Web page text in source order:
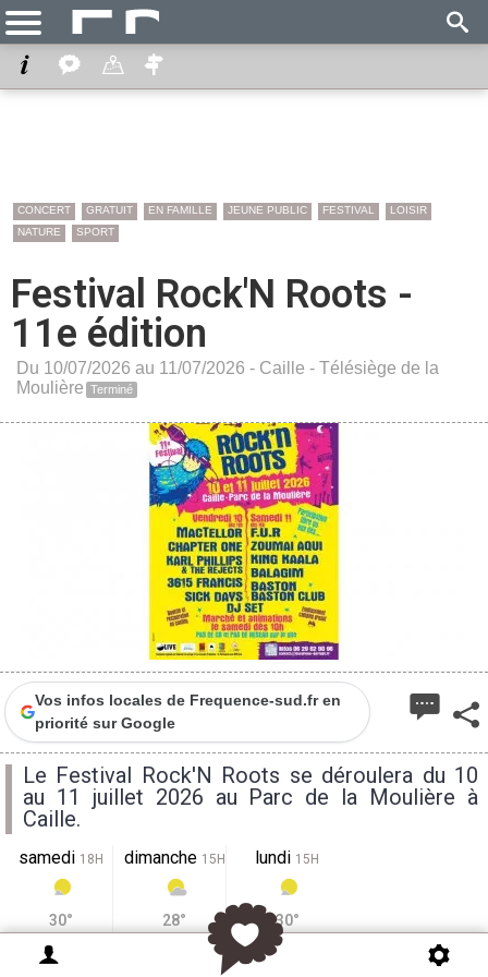
CONCERT GRATUIT EN FAMILLE JEUNE PUBLIC FESTIVAL
LOISIR
NATURE
SPORT
Festival Rock'N Roots -
11e édition
Du 10/07/2026 au 11/07/2026 - Caille - Télésiège de la
Moulière Terminé
Vos infos locales de Frequence-sud.fr en
priorité sur Google
Le Festival Rock'N Roots se déroulera du 10
au 11 juillet 2026 au Parc de la Moulière à
Caille.
samedi 18H
30°
dimanche 15H
28°
lundi 15H
30°